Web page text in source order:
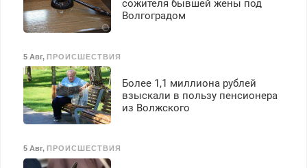
сожителя бывшей жены под
Волгоградом
5 Авг, ПРОИСШЕСТВИЯ
Более 1,1 миллиона рублей
взыскали в пользу пенсионера
из Волжского
5 Авг, ПРОИСШЕСТВИЯ